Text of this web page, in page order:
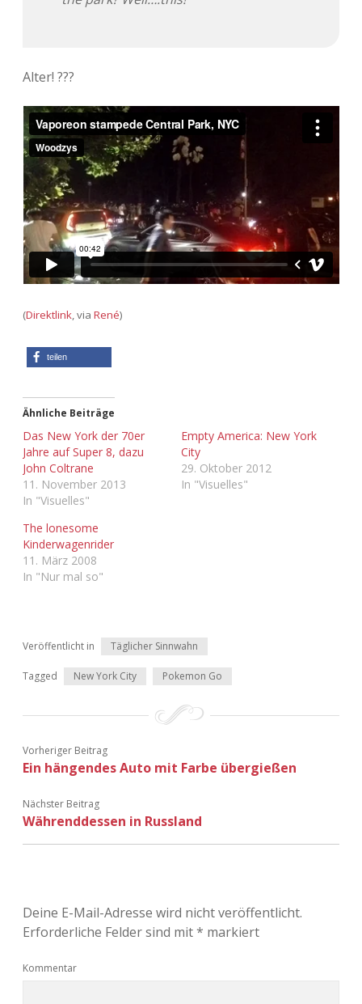
Adventskalender 2018
Adventskalender 2019
Adventskalender 2020
Adventskalender 2021
Alter! ???
(Direktlink , via René)
teilen
Ähnliche Beiträge
Das New York der 70er
Jahre auf Super 8, dazu
John Coltrane
11. November 2013
In "Visuelles"
Empty America: New York
City
29. Oktober 2012
In "Visuelles"
The lonesome
Kinderwagenrider
11. März 2008
In "Nur mal so"
Veröffentlicht in Täglicher Sinnwahn
Tagged New York City Pokemon Go
Vorheriger Beitrag
Ein hängendes Auto mit Farbe übergießen
Nächster Beitrag
Wäh­rend­des­sen in Russland
Deine E-Mail-Adresse wird nicht veröffentlicht.
Erforderliche Felder sind mit* markiert
Kommentar